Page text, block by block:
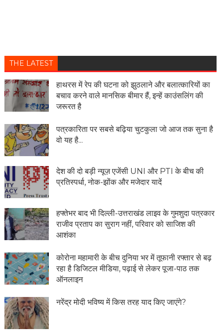
THE LATEST
हाथरस में रेप की घटना को झुठलाने और बलात्कारियों का
बचाव करने वाले मानसिक बीमार हैं, इन्हें काउंसलिंग की
जरूरत है
पत्रकारिता पर सबसे बढ़िया चुटकुला जो आज तक सुना है
वो यह है...
देश की दो बड़ी न्यूज़ एजेंसी UNI और PTI के बीच की
प्रतिस्पर्धा, नोक-झोंक और मजेदार यादें
हफ्तेभर बाद भी दिल्ली-उत्तराखंड लाइव के गुमशुदा पत्रकार
राजीव प्रताप का सुराग नहीं, परिवार को साजिश की
आशंका
कोरोना महामारी के बीच दुनिया भर में तूफानी रफ्तार से बढ़
रहा है डिजिटल मीडिया, पढ़ाई से लेकर पूजा-पाठ तक
ऑनलाइन
नरेंद्र मोदी भविष्य में किस तरह याद किए जाएंगे?